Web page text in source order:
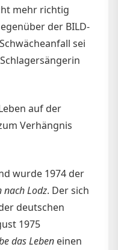
mehr richtig
der BILD-
sei
auf der
Verhängnis
wurde 1974 der
nach Lodz. Der sich
deutschen
1975
das Leben einen